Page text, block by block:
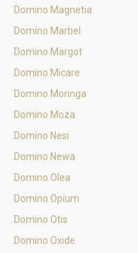
Domino Magnetia
Domino Marbel
Domino Margot
Domino Micare
Domino Moringa
Domino Moza
Domino Nesi
Domino Newa
Domino Olea
Domino Opium
Domino Otis
Domino Oxide